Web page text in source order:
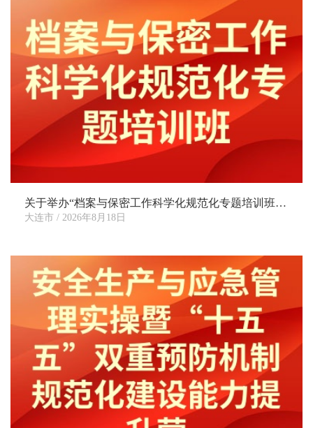
关于举办“档案与保密工作科学化规范化专题培训班”的通知
大连市 / 2026年8月18日